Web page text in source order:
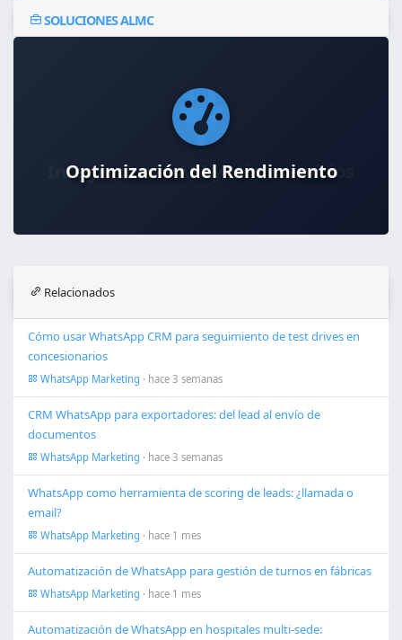
SOLUCIONES ALMC
Optimización del Rendimiento
Relacionados
Cómo usar WhatsApp CRM para seguimiento de test drives en
concesionarios
WhatsApp Marketing · hace 3 semanas
CRM WhatsApp para exportadores: del lead al envío de
documentos
WhatsApp Marketing · hace 3 semanas
WhatsApp como herramienta de scoring de leads: ¿llamada o
email?
WhatsApp Marketing · hace 1 mes
Automatización de WhatsApp para gestión de turnos en fábricas
WhatsApp Marketing · hace 1 mes
Automatización de WhatsApp en hospitales multi-sede: